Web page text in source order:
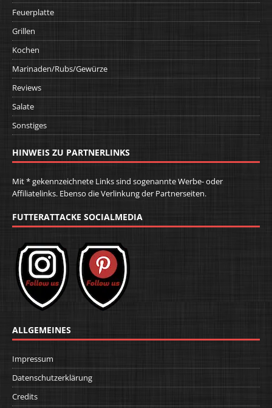
Feuerplatte
Grillen
Kochen
Marinaden/Rubs/Gewürze
Reviews
Salate
Sonstiges
HINWEIS ZU PARTNERLINKS
Mit * gekennzeichnete Links sind sogenannte Werbe- oder
Affiliatelinks. Ebenso die Verlinkung der Partnerseiten.
FUTTERATTACKE SOCIALMEDIA
ALLGEMEINES
Impressum
Datenschutzerklärung
Credits